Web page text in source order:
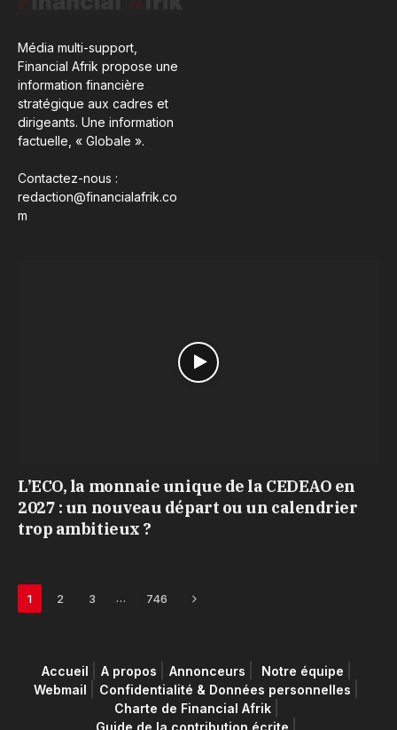
Média multi-support,
Financial Afrik propose une
information financière
stratégique aux cadres et
dirigeants. Une information
factuelle, « Globale ».
Contactez-nous :
redaction@financialafrik.co
m
L’ECO, la monnaie unique de la CEDEAO en
2027 : un nouveau départ ou un calendrier
trop ambitieux ?
1 2 3 … 746 Next
Accueil A propos Annonceurs
Notre équipe
Webmail
Confidentialité & Données personnelles
Charte de Financial Afrik
Guide de la contribution écrite